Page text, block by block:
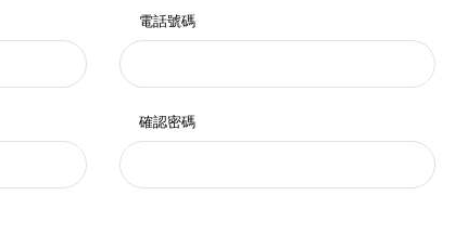
電話號碼
確認密碼